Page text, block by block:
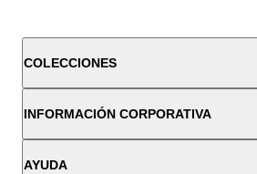
COLECCIONES
INFORMACIÓN CORPORATIVA
AYUDA